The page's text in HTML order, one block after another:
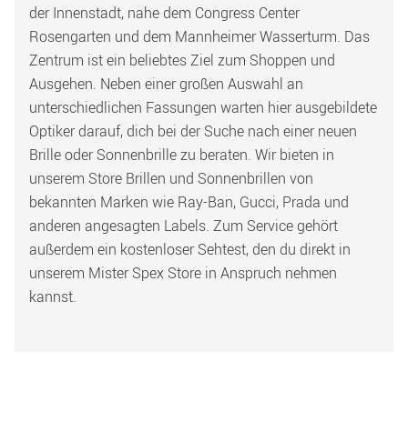
der Innenstadt, nahe dem Congress Center
Rosengarten und dem Mannheimer Wasserturm. Das
Zentrum ist ein beliebtes Ziel zum Shoppen und
Ausgehen. Neben einer großen Auswahl an
unterschiedlichen Fassungen warten hier ausgebildete
Optiker darauf, dich bei der Suche nach einer neuen
Brille oder Sonnenbrille zu beraten. Wir bieten in
unserem Store Brillen und Sonnenbrillen von
bekannten Marken wie Ray-Ban, Gucci, Prada und
anderen angesagten Labels. Zum Service gehört
außerdem ein kostenloser Sehtest, den du direkt in
unserem Mister Spex Store in Anspruch nehmen
kannst.